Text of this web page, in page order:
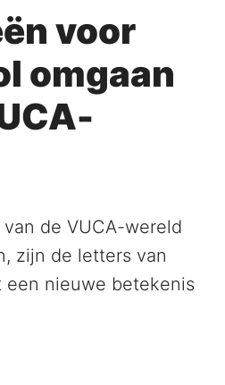
voor
omgaan
de VUCA-wereld
zijn de letters van
een nieuwe betekenis